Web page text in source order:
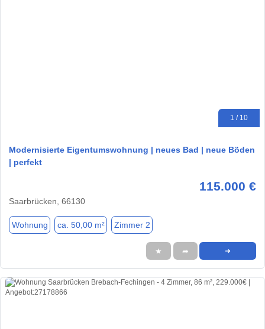
1 / 10
Modernisierte Eigentumswohnung | neues Bad | neue Böden
| perfekt
115.000 €
Saarbrücken, 66130
Wohnung ca. 50,00 m² Zimmer 2
★ ➦ ➜